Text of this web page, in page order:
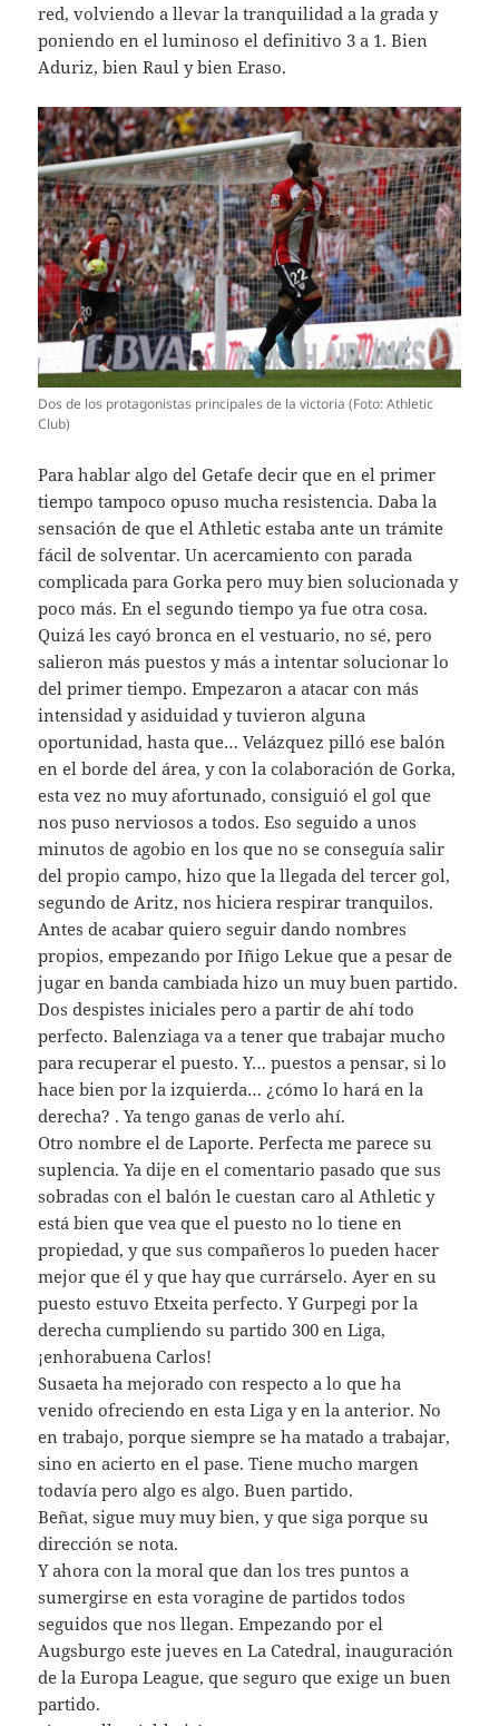
red, volviendo a llevar la tranquilidad a la grada y
poniendo en el luminoso el definitivo 3 a 1. Bien
Aduriz, bien Raul y bien Eraso.
Dos de los protagonistas principales de la victoria (Foto: Athletic
Club)
Para hablar algo del Getafe decir que en el primer
tiempo tampoco opuso mucha resistencia. Daba la
sensación de que el Athletic estaba ante un trámite
fácil de solventar. Un acercamiento con parada
complicada para Gorka pero muy bien solucionada y
poco más. En el segundo tiempo ya fue otra cosa.
Quizá les cayó bronca en el vestuario, no sé, pero
salieron más puestos y más a intentar solucionar lo
del primer tiempo. Empezaron a atacar con más
intensidad y asiduidad y tuvieron alguna
oportunidad, hasta que… Velázquez pilló ese balón
en el borde del área, y con la colaboración de Gorka,
esta vez no muy afortunado, consiguió el gol que
nos puso nerviosos a todos. Eso seguido a unos
minutos de agobio en los que no se conseguía salir
del propio campo, hizo que la llegada del tercer gol,
segundo de Aritz, nos hiciera respirar tranquilos.
Antes de acabar quiero seguir dando nombres
propios, empezando por Iñigo Lekue que a pesar de
jugar en banda cambiada hizo un muy buen partido.
Dos despistes iniciales pero a partir de ahí todo
perfecto. Balenziaga va a tener que trabajar mucho
para recuperar el puesto. Y… puestos a pensar, si lo
hace bien por la izquierda… ¿cómo lo hará en la
derecha? . Ya tengo ganas de verlo ahí.
Otro nombre el de Laporte. Perfecta me parece su
suplencia. Ya dije en el comentario pasado que sus
sobradas con el balón le cuestan caro al Athletic y
está bien que vea que el puesto no lo tiene en
propiedad, y que sus compañeros lo pueden hacer
mejor que él y que hay que currárselo. Ayer en su
puesto estuvo Etxeita perfecto. Y Gurpegi por la
derecha cumpliendo su partido 300 en Liga,
¡enhorabuena Carlos!
Susaeta ha mejorado con respecto a lo que ha
venido ofreciendo en esta Liga y en la anterior. No
en trabajo, porque siempre se ha matado a trabajar,
sino en acierto en el pase. Tiene mucho margen
todavía pero algo es algo. Buen partido.
Beñat, sigue muy muy bien, y que siga porque su
dirección se nota.
Y ahora con la moral que dan los tres puntos a
sumergirse en esta voragine de partidos todos
seguidos que nos llegan. Empezando por el
Augsburgo este jueves en La Catedral, inauguración
de la Europa League, que seguro que exige un buen
partido.